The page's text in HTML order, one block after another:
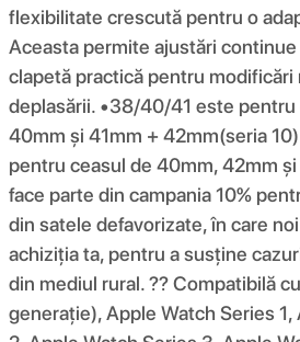
flexibilitate crescută pentru o
Aceasta permite ajustări
clapetă practică pentru modificări
deplasării. •38/40/41 este
40mm și 41mm + 42mm(seria
pentru ceasul de 40mm, 42mm
face parte din campania 10%
din satele defavorizate, în care
achiziția ta, pentru a susține
din mediul rural. ?? Compatibilă
generație), Apple Watch Series